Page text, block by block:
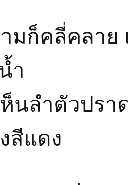
มก็คลี่คลาย
ำ
ห็นลำตัวปรา
สีแดง